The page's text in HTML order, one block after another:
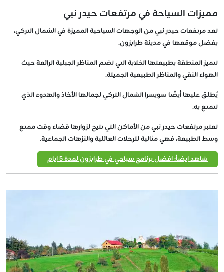
مميزات السياحة في مرتفعات حيدر نبي
تعد مرتفعات حيدر نبي من الوجهات السياحية المميزة في الشمال التركي،
بفضل موقعها في مدينة طرابزون.
تتميز المنطقة بطبيعتها الخلابة التي تضم المناظر الجبلية الرائعة حيث
الهواء النقي والمناظر الطبيعية الجميلة.
يُطلق عليها أيضًا سويسرا الشمال التركي لجمالها الأخاذ والهدوء الذي
تتمتع به.
تعتبر مرتفعات حيدر نبي من الأماكن التي تتيح لزوارها قضاء وقت ممتع
وسط الطبيعة، فهي مثالية للرحلات العائلية والنزهات الجماعية.
شاهد ايضاً: افضل برنامج سياحي في طرابزون لمدة 5 ايام